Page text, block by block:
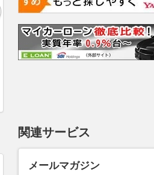
ロータス エヴォーラ
ホンダ NSX 3.0
関連サービス
メールマガジン